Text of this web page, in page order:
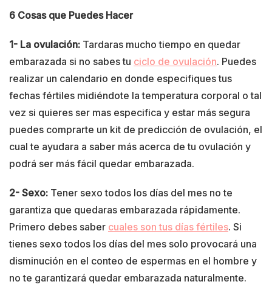
6 Cosas que Puedes Hacer
1- La ovulación: Tardaras mucho tiempo en quedar
embarazada si no sabes tu ciclo de ovulación. Puedes
realizar un calendario en donde especifiques tus
fechas fértiles midiéndote la temperatura corporal o tal
vez si quieres ser mas especifica y estar más segura
puedes comprarte un kit de predicción de ovulación, el
cual te ayudara a saber más acerca de tu ovulación y
podrá ser más fácil quedar embarazada.
2- Sexo: Tener sexo todos los días del mes no te
garantiza que quedaras embarazada rápidamente.
Primero debes saber cuales son tus días fértiles. Si
tienes sexo todos los días del mes solo provocará una
disminución en el conteo de espermas en el hombre y
no te garantizará quedar embarazada naturalmente.